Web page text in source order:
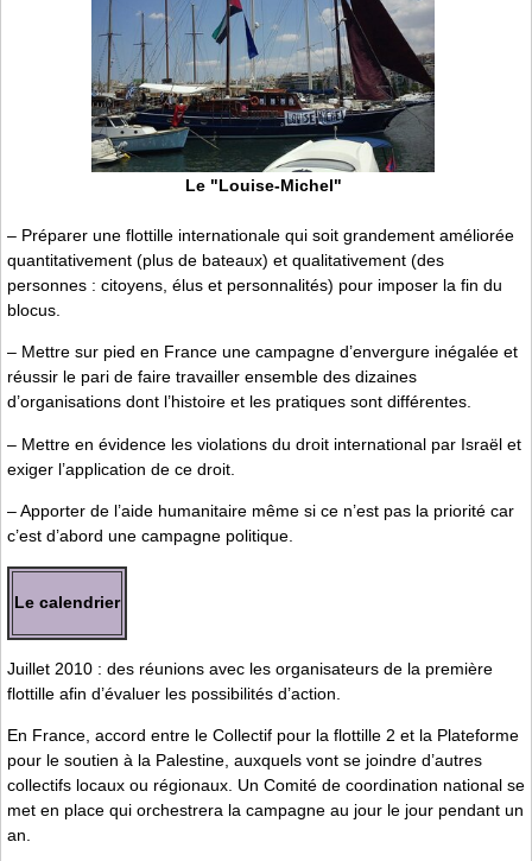
Le "Louise-Michel"
– Préparer une flottille internationale qui soit grandement améliorée
quantitativement (plus de bateaux) et qualitativement (des
personnes : citoyens, élus et personnalités) pour imposer la fin du
blocus.
– Mettre sur pied en France une campagne d’envergure inégalée et
réussir le pari de faire travailler ensemble des dizaines
d’organisations dont l’histoire et les pratiques sont différentes.
– Mettre en évidence les violations du droit international par Israël et
exiger l’application de ce droit.
– Apporter de l’aide humanitaire même si ce n’est pas la priorité car
c’est d’abord une campagne politique.
Le calendrier
Juillet 2010 : des réunions avec les organisateurs de la première
flottille afin d’évaluer les possibilités d’action.
En France, accord entre le Collectif pour la flottille 2 et la Plateforme
pour le soutien à la Palestine, auxquels vont se joindre d’autres
collectifs locaux ou régionaux. Un Comité de coordination national se
met en place qui orchestrera la campagne au jour le jour pendant un
an.